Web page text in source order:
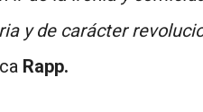
y de carácter
Rapp.